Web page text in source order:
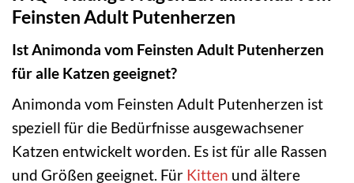
Feinsten Adult Putenherzen
Ist Animonda vom Feinsten Adult Putenherzen
für alle Katzen geeignet?
Animonda vom Feinsten Adult Putenherzen ist
speziell für die Bedürfnisse ausgewachsener
Katzen entwickelt worden. Es ist für alle Rassen
und Größen geeignet. Für Kitten und ältere